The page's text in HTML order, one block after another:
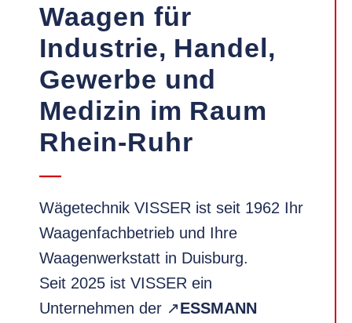
Waagen für
Industrie, Handel,
Gewerbe und
Medizin im Raum
Rhein-Ruhr
Wägetechnik VISSER ist seit 1962 Ihr
Waagenfachbetrieb und Ihre
Waagenwerkstatt in Duisburg.
Seit 2025 ist VISSER ein
Unternehmen der ↗ESSMANN